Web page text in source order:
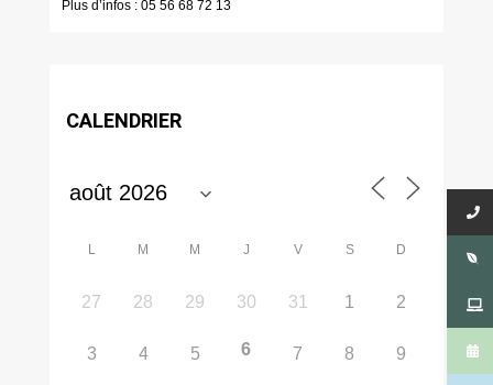
Plus d’infos : 05 56 68 72 13
CALENDRIER
L M M J V S D
27 28 29 30 31 1 2
3 4 5 6 7 8 9